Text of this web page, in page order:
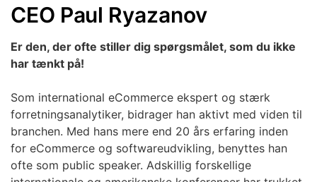
CEO Paul Ryazanov
Er den, der ofte stiller dig spørgsmålet, som du ikke
har tænkt på!
Som international eCommerce ekspert og stærk
forretningsanalytiker, bidrager han aktivt med viden til
branchen. Med hans mere end 20 års erfaring inden
for eCommerce og softwareudvikling, benyttes han
ofte som public speaker. Adskillig forskellige